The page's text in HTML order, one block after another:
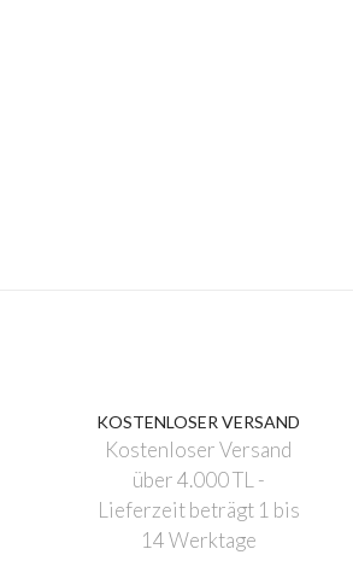
KOSTENLOSER VERSAND
Kostenloser Versand
über 4.000 TL -
Lieferzeit beträgt 1 bis
14 Werktage